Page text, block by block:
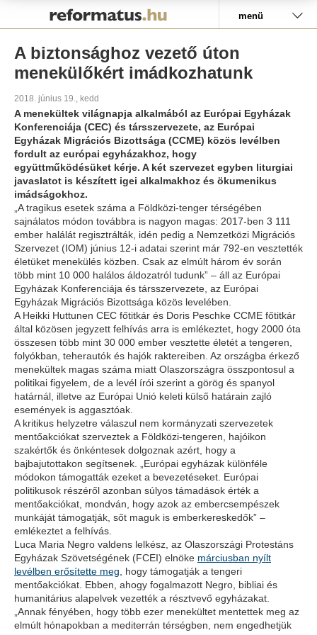
menü
A biztonsághoz vezető úton
menekülőkért imádkozhatunk
2018. június 19., kedd
A menekültek világnapja alkalmából az Európai Egyházak
Konferenciája (CEC) és társszervezete, az Európai
Egyházak Migrációs Bizottsága (CCME) közös levélben
fordult az európai egyházakhoz, hogy
együttműködésüket kérje. A két szervezet egyben liturgiai
javaslatot is készített igei alkalmakhoz és ökumenikus
imádságokhoz.
„A tragikus esetek száma a Földközi-tenger térségében
sajnálatos módon továbbra is nagyon magas: 2017-ben 3 111
ember halálát regisztrálták, idén pedig a Nemzetközi Migrációs
Szervezet (IOM) június 12-i adatai szerint már 792-en vesztették
életüket menekülés közben. Csak az elmúlt három év során
több mint 10 000 halálos áldozatról tudunk” – áll az Európai
Egyházak Konferenciája és társszervezete, az Európai
Egyházak Migrációs Bizottsága közös levelében.
A Heikki Huttunen CEC főtitkár és Doris Peschke CCME főtitkár
által közösen jegyzett felhívás arra is emlékeztet, hogy 2000 óta
összesen több mint 30 000 ember vesztette életét a tengeren,
folyókban, teherautók és hajók raktereiben. Az országba érkező
menekültek magas száma miatt Olaszországra összpontosul a
politikai figyelem, de a levél írói szerint a görög és spanyol
határnál, illetve az Európai Unió keleti külső határain zajló
események is aggasztóak.
A kritikus helyzetre válaszul nem kormányzati szervezetek
mentőakciókat szerveztek a Földközi-tengeren, hajóikon
szakértők és önkéntesek dolgoznak azért, hogy a
bajbajutottakon segítsenek. „Európai egyházak különféle
módokon támogatták ezeket a bevezetéseket. Európai
politikusok részéről azonban súlyos támadások érték a
mentőakciókat, mondván, hogy azok az embercsempészek
munkáját támogatják, sőt maguk is emberkereskedők” –
emlékeztet a felhívás.
Luca Maria Negro valdens lelkész, az Olaszországi Protestáns
Egyházak Szövetségének (FCEI) elnöke márciusban nyílt
levélben erősítette meg , hogy támogatják a tengeri
mentőakciókat. Ebben, ahogy fogalmazott Negro, bibliai és
humanitárius alapelvek vezették a résztvevő egyházakat.
„Annak fényében, hogy több ezer menekültet mentettek meg az
elmúlt hónapokban a mediterrán térségben, nem engedhetjük